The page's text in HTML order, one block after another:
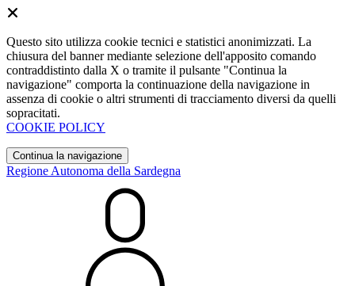
Questo sito utilizza cookie tecnici e statistici anonimizzati. La
chiusura del banner mediante selezione dell'apposito comando
contraddistinto dalla X o tramite il pulsante "Continua la
navigazione" comporta la continuazione della navigazione in
assenza di cookie o altri strumenti di tracciamento diversi da quelli
sopracitati.
COOKIE POLICY
Continua la navigazione
Regione Autonoma della Sardegna